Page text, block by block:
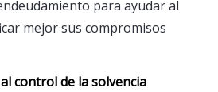
para ayudar al
mejor sus compromisos
control de la solvencia